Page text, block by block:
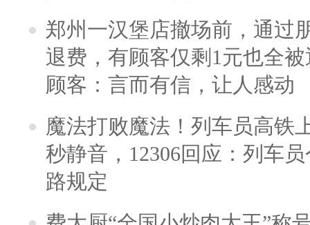
郑州一汉堡店撤场前，通过
退费，有顾客仅剩1元也全
顾客：言而有信，让人感动
魔法打败魔法！列车员高铁
秒静音，12306回应：列车
路规定